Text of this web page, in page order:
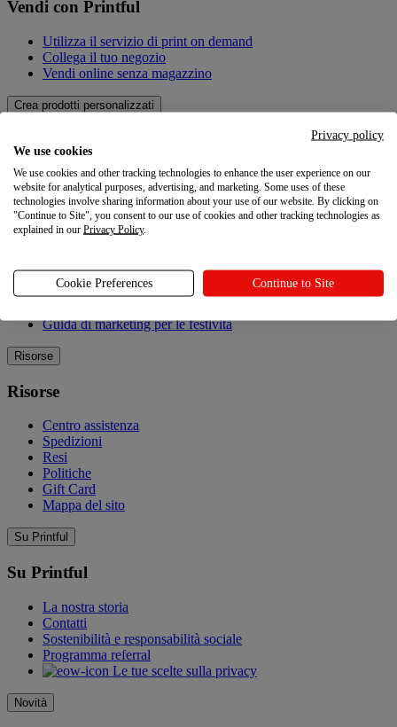
Vendi con Printful
Utilizza il servizio di print on demand
Collega il tuo negozio
Vendi online senza magazzino
Crea prodotti personalizzati
Catalogo dei prodotti
Design Maker
Qualità
Esplorare
Esplorare
Guida di marketing per le festività
Risorse
Risorse
Centro assistenza
Spedizioni
Resi
Politiche
Gift Card
Mappa del sito
Su Printful
Su Printful
La nostra storia
Contatti
Sostenibilità e responsabilità sociale
Programma referral
Le tue scelte sulla privacy
Novità
Privacy policy
We use cookies
We use cookies and other tracking technologies to enhance the user experience on our
website for analytical purposes, advertising, and marketing. Some uses of these
technologies involve sharing information about your use of our website. By clicking on
"Continue to Site", you consent to our use of cookies and other tracking technologies as
explained in our Privacy Policy.
Cookie Preferences Continue to Site